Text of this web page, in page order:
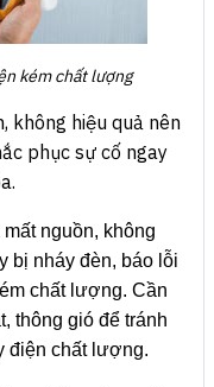
kém chất lượng
không hiệu quả nên
phục sự cố ngay
nguồn, không
bị nháy đèn, báo lỗi
chất lượng. Cần
thông gió để tránh
điện chất lượng.